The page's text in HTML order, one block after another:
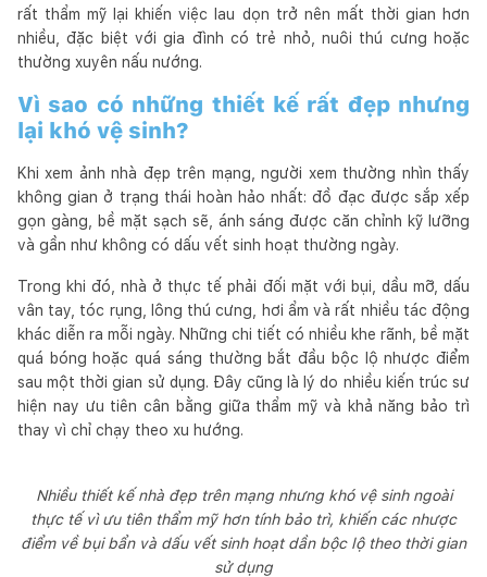
rất thẩm mỹ lại khiến việc lau dọn trở nên mất thời gian hơn
nhiều, đặc biệt với gia đình có trẻ nhỏ, nuôi thú cưng hoặc
thường xuyên nấu nướng.
Vì sao có những thiết kế rất đẹp nhưng
lại khó vệ sinh?
Khi xem ảnh nhà đẹp trên mạng, người xem thường nhìn thấy
không gian ở trạng thái hoàn hảo nhất: đồ đạc được sắp xếp
gọn gàng, bề mặt sạch sẽ, ánh sáng được căn chỉnh kỹ lưỡng
và gần như không có dấu vết sinh hoạt thường ngày.
Trong khi đó, nhà ở thực tế phải đối mặt với bụi, dầu mỡ, dấu
vân tay, tóc rụng, lông thú cưng, hơi ẩm và rất nhiều tác động
khác diễn ra mỗi ngày. Những chi tiết có nhiều khe rãnh, bề mặt
quá bóng hoặc quá sáng thường bắt đầu bộc lộ nhược điểm
sau một thời gian sử dụng. Đây cũng là lý do nhiều kiến trúc sư
hiện nay ưu tiên cân bằng giữa thẩm mỹ và khả năng bảo trì
thay vì chỉ chạy theo xu hướng.
Nhiều thiết kế nhà đẹp trên mạng nhưng khó vệ sinh ngoài
thực tế vì ưu tiên thẩm mỹ hơn tính bảo trì, khiến các nhược
điểm về bụi bẩn và dấu vết sinh hoạt dần bộc lộ theo thời gian
sử dụng